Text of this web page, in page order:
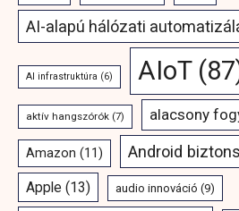
AI-alapú hálózati
AI infrastruktúra (6) AIoT
aktív hangszórók (7) alacsony
Amazon (11) Android
Apple (13) audio innováció (9)